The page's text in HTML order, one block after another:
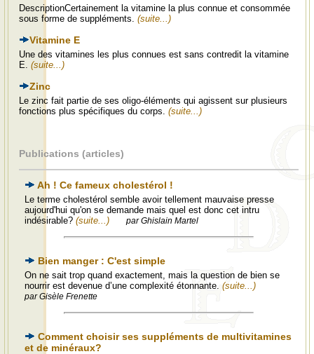
DescriptionCertainement la vitamine la plus connue et consommée
sous forme de suppléments. (suite...)
Vitamine E
Une des vitamines les plus connues est sans contredit la vitamine
E. (suite...)
Zinc
Le zinc fait partie de ses oligo-éléments qui agissent sur plusieurs
fonctions plus spécifiques du corps. (suite...)
Publications (articles)
Ah ! Ce fameux cholestérol !
Le terme cholestérol semble avoir tellement mauvaise presse
aujourd'hui qu'on se demande mais quel est donc cet intru
indésirable? (suite...) par Ghislain Martel
Bien manger : C'est simple
On ne sait trop quand exactement, mais la question de bien se
nourrir est devenue d’une complexité étonnante. (suite...)
par Gisèle Frenette
Comment choisir ses suppléments de multivitamines
et de minéraux?